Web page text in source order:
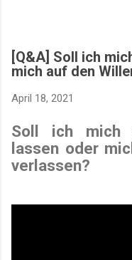
[Q&A] Soll ich
mich auf den
April 18, 2021
Soll ich mich
lassen oder
verlassen?